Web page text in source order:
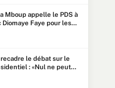
Mboup appelle le PDS à
Diomaye Faye pour les
Sonko
le débat sur le
: «Nul ne peut
deux mandats
5 ans»